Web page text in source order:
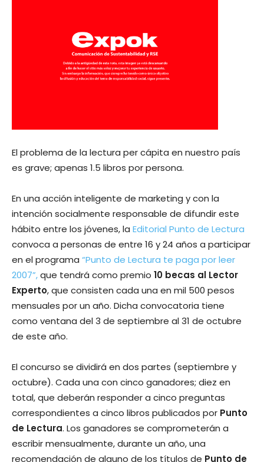
El problema de la lectura per cápita en nuestro paí­s
es grave; apenas 1.5 libros por persona.
En una acción inteligente de marketing y con la
intención socialmente responsable de difundir este
hábito entre los jóvenes, la Editorial Punto de Lectura
convoca a personas de entre 16 y 24 años a participar
en el programa “Punto de Lectura te paga por leer
2007”,que tendrá como premio 10 becas al Lector
Experto, que consisten cada una en mil 500 pesos
mensuales por un año. Dicha convocatoria tiene
como ventana del 3 de septiembre al 31 de octubre
de este año.
El concurso se dividirá en dos partes (septiembre y
octubre). Cada una con cinco ganadores; diez en
total, que deberán responder a cinco preguntas
correspondientes a cinco libros publicados por Punto
de Lectura. Los ganadores se comprometerán a
escribir mensualmente, durante un año, una
recomendación de alguno de los tí­tulos de Punto de